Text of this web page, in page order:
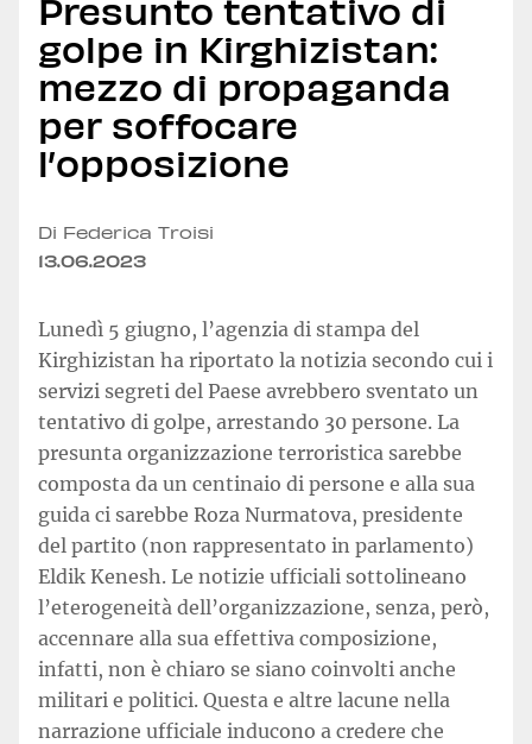
golpe in Kirghizistan:
mezzo di propaganda
per soffocare
l’opposizione
Di Federica Troisi
13.06.2023
Lunedì 5 giugno, l’agenzia di stampa del
Kirghizistan ha riportato la notizia secondo cui i
servizi segreti del Paese avrebbero sventato un
tentativo di golpe, arrestando 30 persone. La
presunta organizzazione terroristica sarebbe
composta da un centinaio di persone e alla sua
guida ci sarebbe Roza Nurmatova, presidente
del partito (non rappresentato in parlamento)
Eldik Kenesh. Le notizie ufficiali sottolineano
l’eterogeneità dell’organizzazione, senza, però,
accennare alla sua effettiva composizione,
infatti, non è chiaro se siano coinvolti anche
militari e politici. Questa e altre lacune nella
narrazione ufficiale inducono a credere che